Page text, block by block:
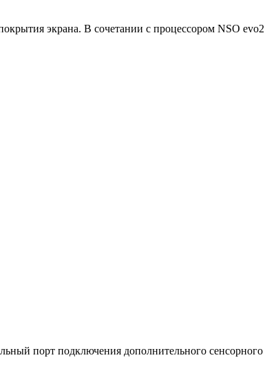
экрана. В сочетании с процессором NSO evo2
порт подключения дополнительного сенсорного